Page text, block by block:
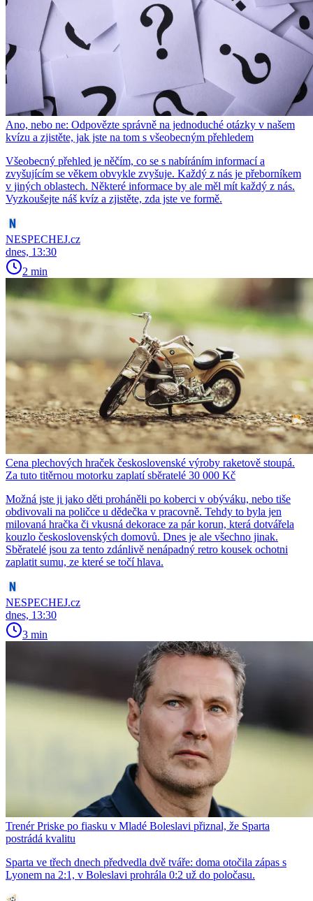
Ano, nebo ne: Odpovězte správně na jednoduché otázky v našem
kvízu a zjistěte, jak jste na tom s všeobecným přehledem
Všeobecný přehled je něčím, co se s nabíráním informací a
zvyšujícím se věkem obvykle zvyšuje. Každý z nás je přeborníkem
v jiných oblastech. Některé informace by ale měl mít každý z nás.
Vyzkoušejte náš kvíz a zjistěte, zda jste ve formě.
NESPECHEJ.cz
dnes, 13:30
2 min
Cena plechových hraček československé výroby raketově stoupá.
Za tuto titěrnou motorku zaplatí sběratelé 30 000 Kč
Možná jste ji jako děti proháněli po koberci v obýváku, nebo tiše
obdivovali na poličce u dědečka v pracovně. Tehdy to byla jen
milovaná hračka či vkusná dekorace za pár korun, která dotvářela
kouzlo československých domovů. Dnes je ale všechno jinak.
Sběratelé jsou za tento zdánlivě nenápadný retro kousek ochotni
zaplatit sumu, ze které se točí hlava.
NESPECHEJ.cz
dnes, 13:30
3 min
Trenér Priske po fiasku v Mladé Boleslavi přiznal, že Sparta
postrádá kvalitu
Sparta ve třech dnech předvedla dvě tváře: doma otočila zápas s
Lyonem na 2:1, v Boleslavi prohrála 0:2 už do poločasu.